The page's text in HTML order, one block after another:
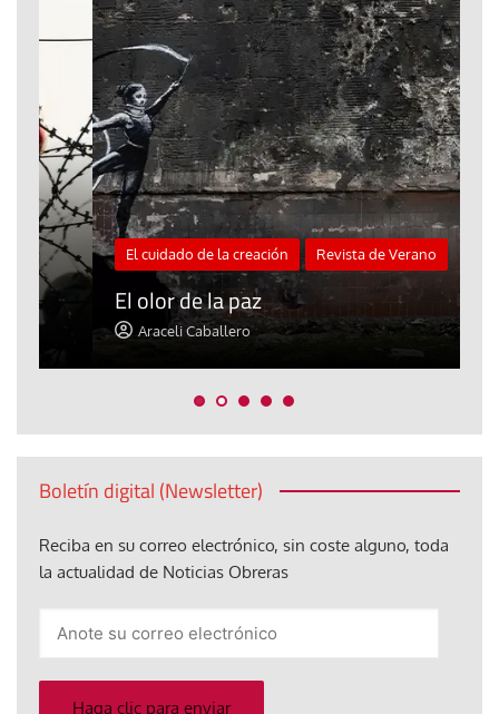
El cuidado de la creación Revista de Verano
El olor de la paz
Araceli Caballero
Boletín digital (Newsletter)
Reciba en su correo electrónico, sin coste alguno, toda
la actualidad de Noticias Obreras
electrónico
Haga clic para enviar